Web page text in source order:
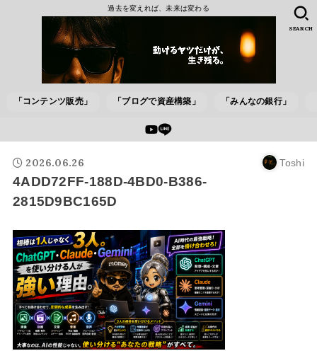
過去を変えれば、未来は変わる
「コンテンツ販売」 「ブログで資産構築」 「みんなの銀行」
SEARCH
2026.06.26 Toshi
4ADD72FF-188D-4BD0-B386-
2815D9BC165D